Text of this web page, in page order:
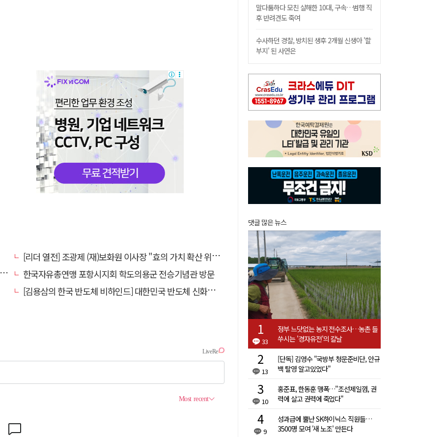
[리더 열전] 조광제 (재)보화원 이사장 "효의 가치 확산 위해 젊은층 참여 이끌어낼 것"
한국자유총연맹 포항시지회 학도의용군 전승기념관 방문
[김용삼의 한국 반도체 비하인드] 대한민국 반도체 신화의 출발
말다툼하다 모친 살해한 10대, 구속…범행 직
후 반려견도 죽여
수사하던 경찰, 방치된 생후 2개월 신생아 '할
부지' 된 사연은
댓글 많은 뉴스
33
정부 느닷없는 농지 전수조사…농촌 들
쑤시는 '경자유전'의 칼날
13
[단독] 김영수 "국방부 청문준비단, 안규
백 탈영 알고있었다"
10
홍준표, 한동훈 맹폭…"조선제일껌, 권
력에 살고 권력에 죽었다"
9
성과급에 뿔난 SK하이닉스 직원들…
3500명 모여 '새 노조' 만든다